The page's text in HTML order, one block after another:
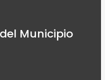
Municipio